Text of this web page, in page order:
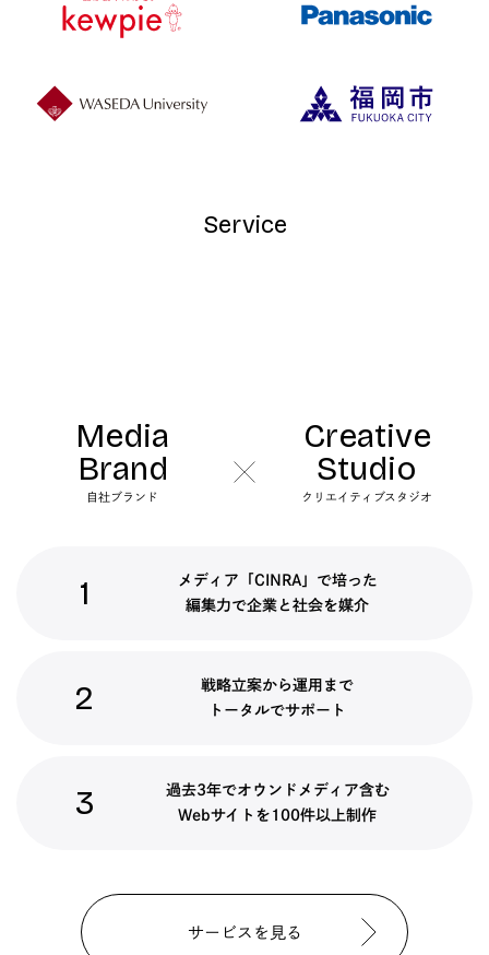
Service
Media
Brand
自社ブランド
Creative
Studio
クリエイティブスタジオ
1
メディア「CINRA」で培った
編集力で企業と社会を媒介
2
戦略立案から運用まで
トータルでサポート
3
過去3年でオウンドメディア含む
Webサイトを100件以上制作
サービスを見る